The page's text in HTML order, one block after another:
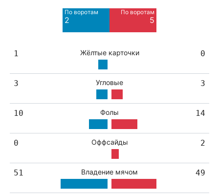
По воротам
2
По воротам
5
1 Жёлтые карточки 0
3 Угловые 3
10 Фолы 14
0 Оффсайды 2
51 Владение мячом 49